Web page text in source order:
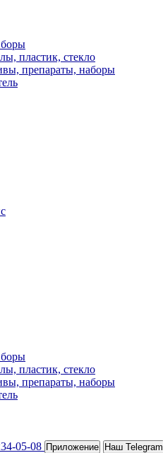
пластик, стекло
препараты, наборы
пластик, стекло
препараты, наборы
05-08 Приложение Наш Telegram